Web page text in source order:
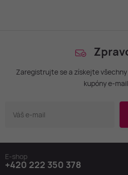
Zaregistrujte se a získejte
kupóny e-
E-shop
+420 222 350 378